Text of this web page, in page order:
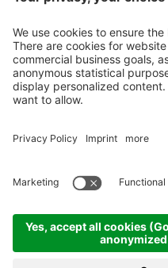
© Kassian CIN: